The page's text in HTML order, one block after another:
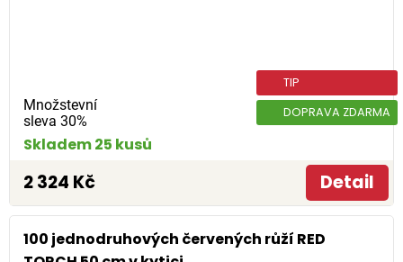
Množstevní
sleva 30%
TIP
DOPRAVA ZDARMA
Skladem 25 kusů
2 324 Kč Detail
100 jednodruhových červených růží RED